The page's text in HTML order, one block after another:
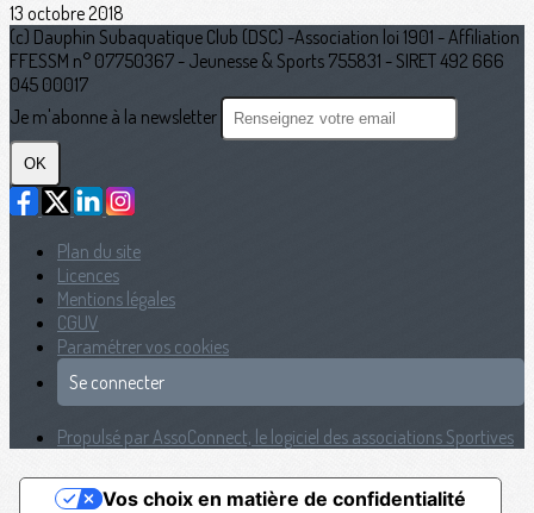
13 octobre 2018
(c) Dauphin Subaquatique Club (DSC) -Association loi 1901 - Affiliation
FFESSM n° 07750367 - Jeunesse & Sports 755831 - SIRET 492 666
045 00017
Je m'abonne à la newsletter
OK
Plan du site
Licences
Mentions légales
CGUV
Paramétrer vos cookies
Se connecter
Propulsé par AssoConnect, le logiciel des associations Sportives
Vos choix en matière de confidentialité